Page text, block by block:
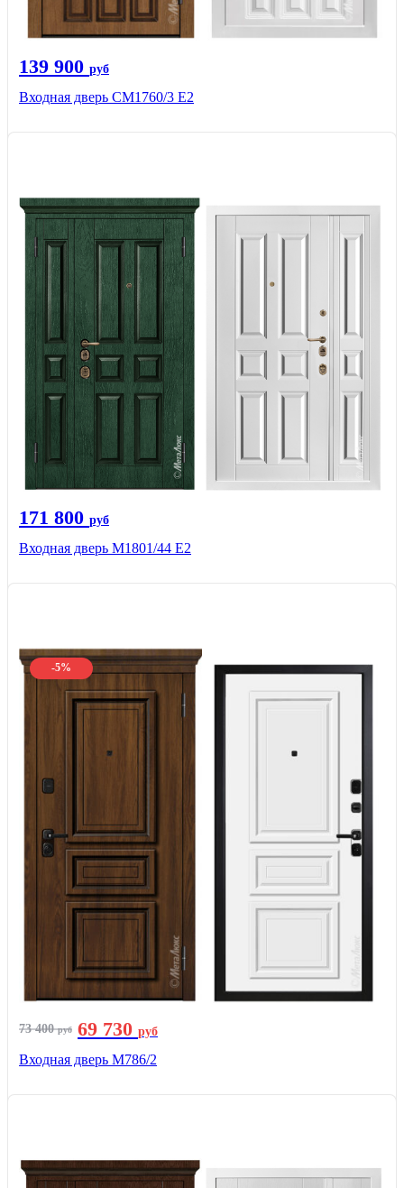
139 900 руб
Входная дверь CМ1760/3 Е2
171 800 руб
Входная дверь М1801/44 Е2
-5%
73 400руб 69 730 руб
Входная дверь М786/2